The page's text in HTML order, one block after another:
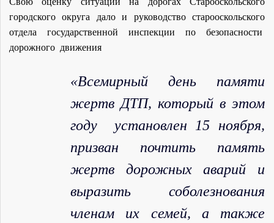
городского округа дало и руководство старооскольского
отдела государственной инспекции по безопасности
дорожного движения
«Всемирный день памяти
жертв ДТП, который в этом
году установлен 15 ноября,
призван почтить память
жертв дорожных аварий и
выразить соболезнования
членам их семей, а также